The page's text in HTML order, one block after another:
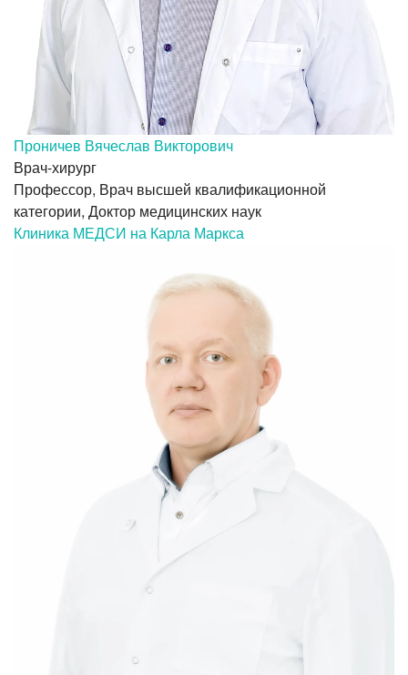
Проничев Вячеслав Викторович
Врач-хирург
Профессор, Врач высшей квалификационной
категории, Доктор медицинских наук
Клиника МЕДСИ на Карла Маркса